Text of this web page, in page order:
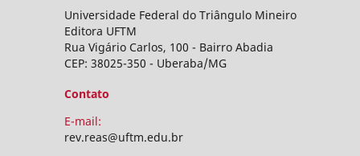
Universidade Federal do Triângulo Mineiro
Editora UFTM
Rua Vigário Carlos, 100 - Bairro Abadia
CEP: 38025-350 - Uberaba/MG
Contato
E-mail:
rev.reas@uftm.edu.br